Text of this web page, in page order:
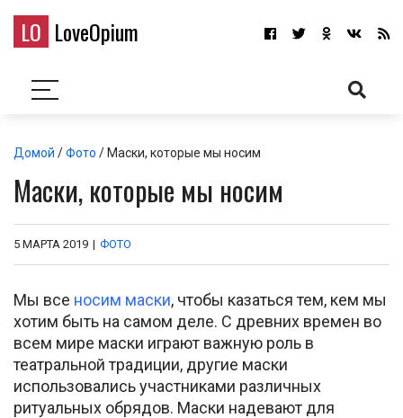
LO LoveOpium
Домой /Фото / Маски, которые мы носим
Маски, которые мы носим
5 МАРТА 2019 | ФОТО
Мы все носим маски, чтобы казаться тем, кем мы
хотим быть на самом деле. С древних времен во
всем мире маски играют важную роль в
театральной традиции, другие маски
использовались участниками различных
ритуальных обрядов. Маски надевают для